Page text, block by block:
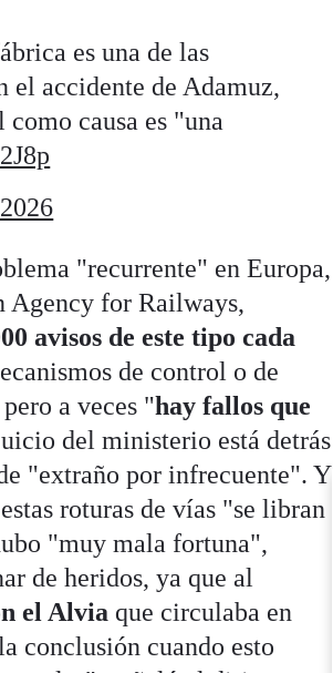
es una de las
el accidente de Adamuz,
causa es "una
"recurrente" en Europa,
Agency for Railways,
avisos de este tipo cada
de control o de
a veces "hay fallos que
del ministerio está detrás
"extraño por infrecuente". Y
roturas de vías "se libran
"muy mala fortuna",
de heridos, ya que al
el Alviaque circulaba en
conclusión cuando esto